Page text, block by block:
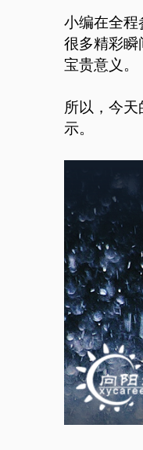
小编在全程
很多精彩瞬
宝贵意义。
所以，今
示。